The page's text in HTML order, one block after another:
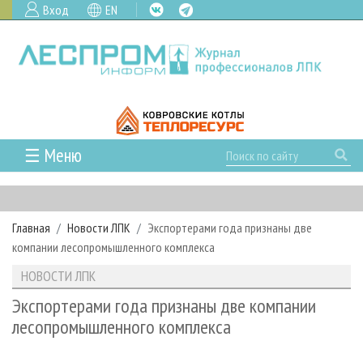
Вход EN
☰ Меню
ГЛАВНАЯ
РУБРИКИ И ТЕМЫ
РУБРИКИ ЖУРНАЛА
ЛЕСОЗАГОТОВКА
ЛЕСОПИЛЕНИЕ
НОВОСТИ
НОВОСТИ ЛПК
НОВОСТИ ЖУРНАЛА
ПРОЕКТЫ ЛПИ
АНАЛИТИКА
ПРЕДПРИЯТИЯ ЛПК
АРХИВ ЖУРНАЛОВ
О ЖУРНАЛЕ
Главная Новости ЛПК
Экспортерами года признаны две
компании лесопромышленного комплекса
НОВОСТИ ЛПК
Экспортерами года признаны две компании
лесопромышленного комплекса